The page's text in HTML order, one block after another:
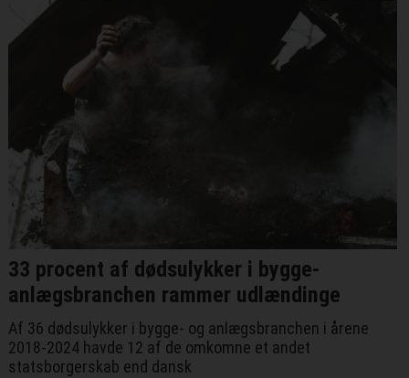
33 procent af dødsulykker i bygge-
anlægsbranchen rammer udlændinge
Af 36 dødsulykker i bygge- og anlægsbranchen i årene
2018-2024 havde 12 af de omkomne et andet
statsborgerskab end dansk